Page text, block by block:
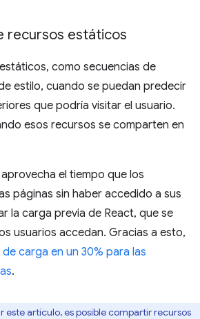
recursos estáticos
como secuencias de
estilo, cuando se puedan predecir
que podría visitar el usuario.
esos recursos se comparten en
el tiempo que los
páginas sin haber accedido a sus
la carga previa de React, que se
usuarios accedan. Gracias a esto,
carga en un 30% para las
.
este artículo, es posible compartir recursos